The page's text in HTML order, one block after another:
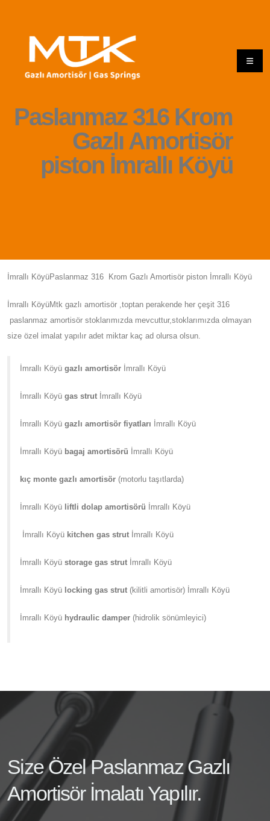
Paslanmaz 316 Krom
Gazlı Amortisör
piston İmrallı Köyü
İmrallı KöyüPaslanmaz 316 Krom Gazlı Amortisör piston İmrallı Köyü
İmrallı KöyüMtk gazlı amortisör ,toptan perakende her çeşit 316
paslanmaz amortisör stoklarımızda mevcuttur,stoklarımızda olmayan
size özel imalat yapılır adet miktar kaç ad olursa olsun.
İmrallı Köyü gazlı amortisör İmrallı Köyü
İmrallı Köyü gas strut İmrallı Köyü
İmrallı Köyü gazlı amortisör fiyatları İmrallı Köyü
İmrallı Köyü bagaj amortisörü İmrallı Köyü
kıç monte gazlı amortisör (motorlu taşıtlarda)
İmrallı Köyü liftli dolap amortisörü İmrallı Köyü
İmrallı Köyü kitchen gas strut İmrallı Köyü
İmrallı Köyü storage gas strut İmrallı Köyü
İmrallı Köyü locking gas strut (kilitli amortisör) İmrallı Köyü
İmrallı Köyü hydraulic damper (hidrolik sönümleyici)
Size Özel Paslanmaz Gazlı
Amortisör İmalatı Yapılır.